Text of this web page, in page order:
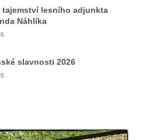
Ferrerského na
v Českých
na nádvoří
nádvoří kláštera
tajemství lesního adjunkta
Náhlíka
slavnosti 2026